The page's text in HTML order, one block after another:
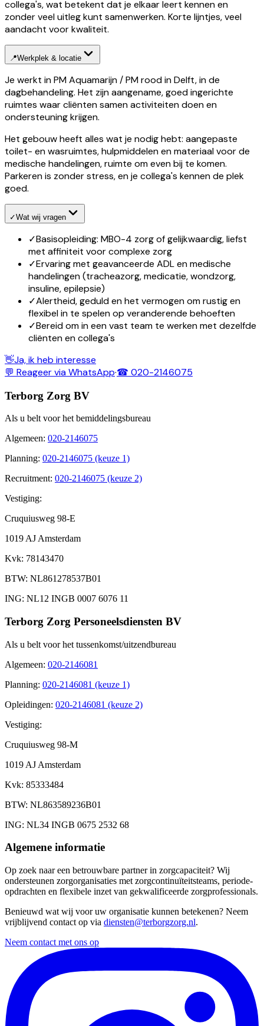
collega's, wat betekent dat je elkaar leert kennen en
zonder veel uitleg kunt samenwerken. Korte lijntjes, veel
aandacht voor kwaliteit.
📍Werkplek & locatie
Je werkt in PM Aquamarijn / PM rood in Delft, in de
dagbehandeling. Het zijn aangename, goed ingerichte
ruimtes waar cliënten samen activiteiten doen en
ondersteuning krijgen.
Het gebouw heeft alles wat je nodig hebt: aangepaste
toilet- en wasruimtes, hulpmiddelen en materiaal voor de
medische handelingen, ruimte om even bij te komen.
Parkeren is zonder stress, en je collega's kennen de plek
goed.
✓Wat wij vragen
✓Basisopleiding: MBO-4 zorg of gelijkwaardig, liefst
met affiniteit voor complexe zorg
✓Ervaring met geavanceerde ADL en medische
handelingen (tracheazorg, medicatie, wondzorg,
insuline, epilepsie)
✓Alertheid, geduld en het vermogen om rustig en
flexibel in te spelen op veranderende behoeften
✓Bereid om in een vast team te werken met dezelfde
cliënten en collega's
👋Ja, ik heb interesse
💬 Reageer via WhatsApp·☎ 020-2146075
Terborg Zorg BV
Als u belt voor het bemiddelingsbureau
Algemeen: 020-2146075
Planning: 020-2146075 (keuze 1)
Recruitment: 020-2146075 (keuze 2)
Vestiging:
Cruquiusweg 98-E
1019 AJ Amsterdam
Kvk: 78143470
BTW: NL861278537B01
ING: NL12 INGB 0007 6076 11
Terborg Zorg Personeelsdiensten BV
Als u belt voor het tussenkomst/uitzendbureau
Algemeen: 020-2146081
Planning: 020-2146081 (keuze 1)
Opleidingen: 020-2146081 (keuze 2)
Vestiging:
Cruquiusweg 98-M
1019 AJ Amsterdam
Kvk: 85333484
BTW: NL863589236B01
ING: NL34 INGB 0675 2532 68
Algemene informatie
Op zoek naar een betrouwbare partner in zorgcapaciteit? Wij
ondersteunen zorgorganisaties met zorgcontinuïteitsteams, periode-
opdrachten en flexibele inzet van gekwalificeerde zorgprofessionals.
Benieuwd wat wij voor uw organisatie kunnen betekenen? Neem
vrijblijvend contact op via diensten@terborgzorg.nl.
Neem contact met ons op